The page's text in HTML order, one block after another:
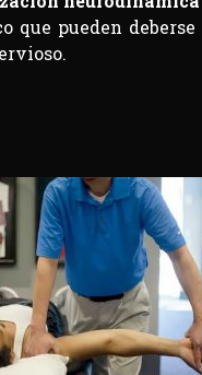
que pueden